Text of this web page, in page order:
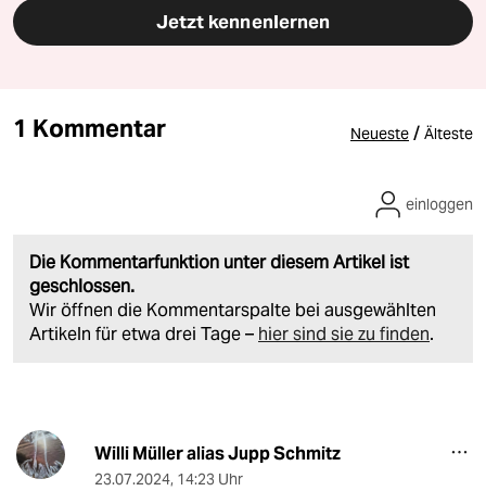
Jetzt kennenlernen
1 Kommentar Neueste / Älteste
Die Kommentarfunktion unter diesem Artikel ist
geschlossen.
Wir öffnen die Kommentarspalte bei ausgewählten
Artikeln für etwa drei Tage – hier sind sie zu finden.
einloggen
Willi Müller alias Jupp Schmitz
23.07.2024, 14:23 Uhr